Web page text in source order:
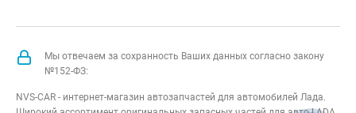
Мы отвечаем за сохранность Ваших данных согласно закону
№152-ФЗ:
NVS-CAR - интернет-магазин автозапчастей для автомобилей Лада.